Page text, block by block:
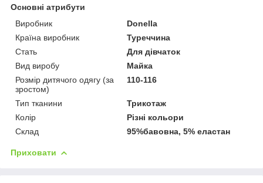
Основні атрибути
Виробник
Donella
Країна виробник
Туреччина
Стать
Для дівчаток
Вид виробу
Майка
Розмір дитячого одягу (за
зростом)
110-116
Тип тканини
Трикотаж
Колір
Різні кольори
Склад
95%бавовна, 5% еластан
Приховати